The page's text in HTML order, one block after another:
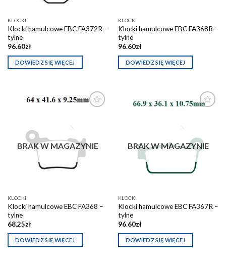
KLOCKI
Klocki hamulcowe EBC FA372R –
tylne
96.60zł
DOWIEDZ SIĘ WIĘCEJ
KLOCKI
Klocki hamulcowe EBC FA368R –
tylne
96.60zł
DOWIEDZ SIĘ WIĘCEJ
schowka
BRAK W MAGAZYNIE
KLOCKI
Klocki hamulcowe EBC FA368 –
tylne
68.25zł
DOWIEDZ SIĘ WIĘCEJ
schowka
BRAK W MAGAZYNIE
KLOCKI
Klocki hamulcowe EBC FA367R –
tylne
96.60zł
DOWIEDZ SIĘ WIĘCEJ